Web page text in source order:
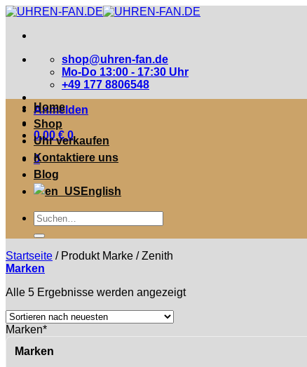
Zum
springen
shop@uhren-fan.de
Mo-Do 13:00 - 17:30 Uhr
+49 177 8806548
Anmelden
0,00 € 0
0
Home
Shop
Uhr verkaufen
Kontaktiere uns
Blog
English
Suche
nach:
Startseite /Produkt Marke /Zenith
Marken
Alle 5 Ergebnisse werden angezeigtNach
Marken*
Marken